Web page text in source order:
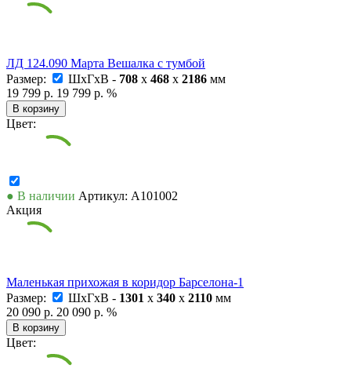
ЛД 124.090 Марта Вешалка с тумбой
Размер:
ШxГxВ - 708 x 468 x 2186 мм
19 799 р. 19 799 р. %
В корзину
Цвет:
● В наличии Артикул: А101002
Акция
Маленькая прихожая в коридор Барселона-1
Размер:
ШxГxВ - 1301 x 340 x 2110 мм
20 090 р. 20 090 р. %
В корзину
Цвет: